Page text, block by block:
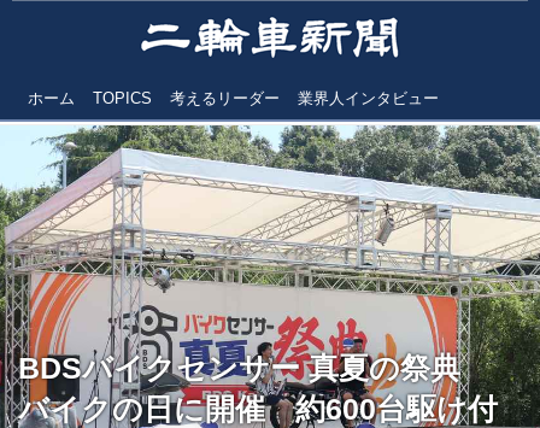
ホーム TOPICS 考えるリーダー 業界人インタビュー
BDSバイクセンサー 真夏の祭典
バイクの日に開催 約600台駆け付